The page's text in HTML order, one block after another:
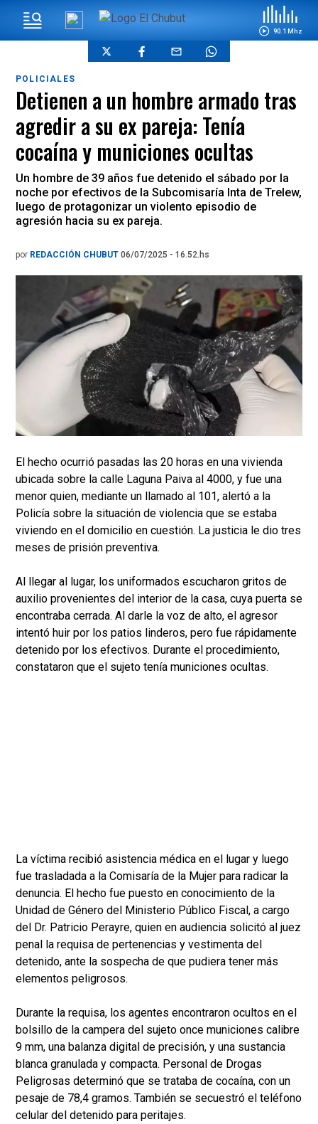
90.1 Mhz
POLICIALES
Detienen a un hombre armado tras
agredir a su ex pareja: Tenía
cocaína y municiones ocultas
Un hombre de 39 años fue detenido el sábado por la
noche por efectivos de la Subcomisaría Inta de Trelew,
luego de protagonizar un violento episodio de
agresión hacia su ex pareja.
por REDACCIÓN CHUBUT 06/07/2025 - 16.52.hs
El hecho ocurrió pasadas las 20 horas en una vivienda
ubicada sobre la calle Laguna Paiva al 4000, y fue una
menor quien, mediante un llamado al 101, alertó a la
Policía sobre la situación de violencia que se estaba
viviendo en el domicilio en cuestión. La justicia le dio tres
meses de prisión preventiva.
Al llegar al lugar, los uniformados escucharon gritos de
auxilio provenientes del interior de la casa, cuya puerta se
encontraba cerrada. Al darle la voz de alto, el agresor
intentó huir por los patios linderos, pero fue rápidamente
detenido por los efectivos. Durante el procedimiento,
constataron que el sujeto tenía municiones ocultas.
La víctima recibió asistencia médica en el lugar y luego
fue trasladada a la Comisaría de la Mujer para radicar la
denuncia. El hecho fue puesto en conocimiento de la
Unidad de Género del Ministerio Público Fiscal, a cargo
del Dr. Patricio Perayre, quien en audiencia solicitó al juez
penal la requisa de pertenencias y vestimenta del
detenido, ante la sospecha de que pudiera tener más
elementos peligrosos.
Durante la requisa, los agentes encontraron ocultos en el
bolsillo de la campera del sujeto once municiones calibre
9 mm, una balanza digital de precisión, y una sustancia
blanca granulada y compacta. Personal de Drogas
Peligrosas determinó que se trataba de cocaína, con un
pesaje de 78,4 gramos. También se secuestró el teléfono
celular del detenido para peritajes.